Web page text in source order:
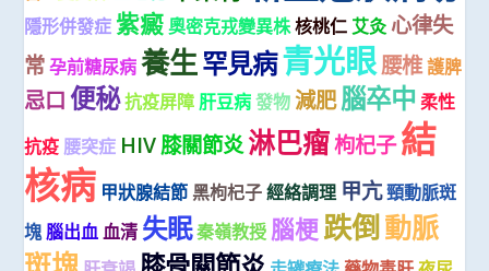
隱形併發症 紫癜 奧密克戎變異株核桃仁 艾灸 心律失
常 孕前糖尿病 養生罕見病青光眼腰椎護脾
忌口 便秘抗疫屏障 肝豆病 發物 減肥腦卒中 柔性
抗疫 腰突症 HIV膝關節炎淋巴瘤枸杞子結
核病 甲狀腺結節 黑枸杞子 經絡調理 甲亢頸動脈斑
塊腦出血 血清 失眠秦嶺教授 腦梗跌倒動脈